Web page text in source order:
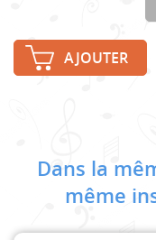
AJOUTER
Dans la
même